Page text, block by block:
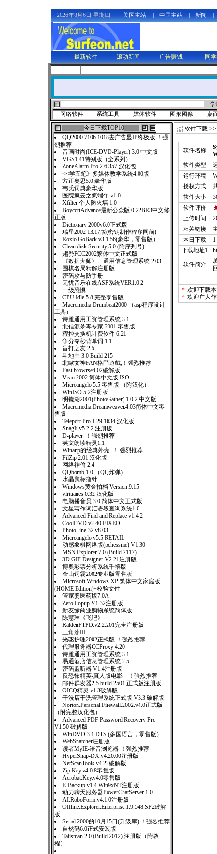
2026年8月6日 星期四 美国主站 中国主站 新闻
最新软件 滚动新闻 广告赚钱 同
学
网络软件
系统工具 媒体软件 图形图像
桌
今日下载TOP10
QQ2000 710b 1018去广告显IP终极版 ！强
烈推荐
音画时尚(ICE-DVD-Player) 3.0 中文版
VGS1.41特别版（全系列）
ZoneAlarm Pro 2.6.357 汉化包
<<学五笔》多媒体教学系统4.00版
方正奥思5.0 豪华版
韦氏词典豪华版
医院疯云之疯端午 v1.0
Xfilter 个人防火墙 1.0
BoycottAdvance最新公众版 0.22BR3中文修
正版
Dictionary 2000v6.0正式版
瑞星2002 13.17版(密钥制作程序同前)
Roxio GoBack v3.1.56(豪华，零售版）
Clean disk Security 5.0 (附序列号)
趨勢PCC2002繁体中文正式版
《数据大师》—通用信息管理系统 2.03
围棋名局精解注册版
密码攻与防手册
无忧音乐在线ASP系统VER1.0 2
一级恐惧
CPU Idle 5.8 完整零售版
Macromedia Drumbeat2000 （asp程序设计
工具）
诗雅通用工资管理系统 3.1
北信源杀毒专家 2001 零售版
程控交换机计费软件 6.21
争分夺秒背单词 1.1
盲打之友 2.5
斗地主 3.0 Build 215
北歐女神FAN格鬥遊戲;！强烈推荐
Fast browrse4.02破解版
Visio 2002 简体中文版 ISO
Microangelo 5.5 零售版 （附汉化）
WinISO 5.2注册版
明镜湖2001(PhotoGather) 1.0.2 中文版
Macromedia.Dreamweaver.4.03简体中文零
售版
Teleport Pro 1.29.1634 汉化版
SnagIt v5.2.2 注册版
D-player ！强烈推荐
英文朗读精灵1.1
Winanp的经典外壳 ！ 强烈推荐
FilZip 2.01 汉化版
网络神偷 2.4
QQbomb 1.0 （QQ炸弹)
水晶鼠标指针
Windows黄金拍档 Version:9.15
virtuanes 0.32 汉化版
电脑播音员 3.0 简体中文正式版
文星写作词汇语段查询系统1.0
Advanced Find and Replace v1.4.2
CoolDVD v2.40 FIXED
PhotoLine 32 v8.03
Microangelo v5.5 RETAIL
动感象棋网络版(pchessme) V1.30
MSN Explorer 7.0 (Build 2117)
3D GIF Designer V2.21注册版
博奥彩票分析系统千禧版
金山词霸2002专业版零售版
Microsoft Windows XP 繁体中文家庭版
(HOME Edition)+校验文件
管家婆医药版7.0A
Zero Popup V1.32注册版
新友缘商业购物系统简体版
陈慧琳《飞吧》
RaidenFTPD.v2.2.201完全注册版
三角洲III
光驱护理2002正式版 ！强烈推荐
代理服务器CCProxy 4.20
诗雅通用工资管理系统 3.1
易通酒店信息管理系统 2.5
密码监听器 V1.4注册版
反恐怖精英-真人版电影 ！强烈推荐
邮件群发器2.5 build 2501 正式版注册版
OICQ精灵 v1.3破解版
干洗店干洗管理系统正式版 V3.3 破解版
Norton.Personal.Firewall.2002.v4.0正式版
（附完整汉化包）
Advanced PDF Password Recovery Pro
V1.50 破解版
WinDVD 3.1 DTS (多国语言，零售版）
WebSnatcher注册版
读者MyIE-语音浏览器 ！强烈推荐
HyperSnap-DX.v4.20.00注册版
NetScanTools.v4.22破解版
Zip.Key.v4.0.8零售版
Acrobat.Key.v4.0零售版
E-Backup.v1.4.Win9xNT注册版
动力聊天服务器PowerChatServer 1.0
AI.RoboForm.v4.1.0注册版
Offline.Explorer.Enterprise.1.9.548.SP2破解
版
Serial 2000的10月15日(升级库) ！强烈推荐
自然码6.0正式安装版
Talisman 2.0 (Build 2012) 注册版（附教
程）
软件下载 >>
软件名称
软件类型
运行环境
授权方式
软件大小
软件评价
上传时间
相关链接
本日下载
下载地址1
软件简介
＊ 欢迎下载
＊ 欢迎广大